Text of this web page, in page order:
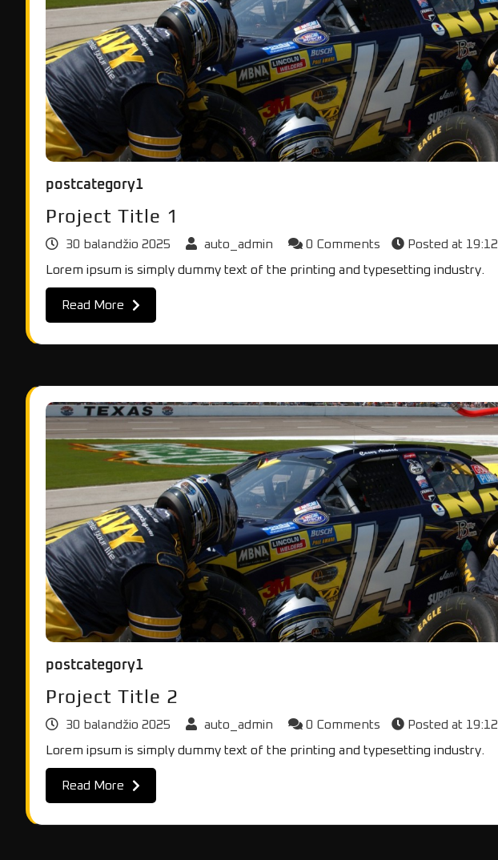
postcategory1
Project Title 1
30 balandžio 2025 auto_admin 0 Comments Posted at 19:12
Lorem ipsum is simply dummy text of the printing and typesetting industry.
Read More
postcategory1
Project Title 2
30 balandžio 2025 auto_admin 0 Comments Posted at 19:12
Lorem ipsum is simply dummy text of the printing and typesetting industry.
Read More